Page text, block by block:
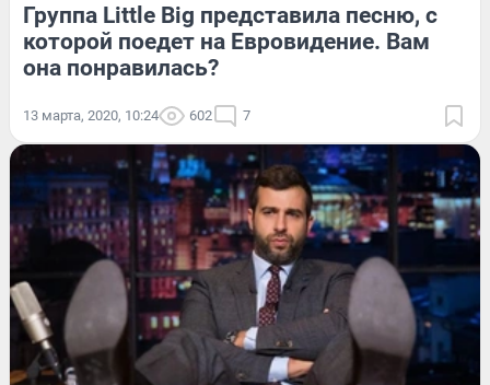
Группа Little Big представила песню, с
которой поедет на Евровидение. Вам
она понравилась?
13 марта, 2020, 10:24 602 7